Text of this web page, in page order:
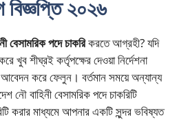
বিজ্ঞপ্তি ২০২৬
বেসামরিক পদে চাকরিকরতে আগ্রহী? যদি
খুব শীঘ্রই কর্তৃপক্ষের দেওয়া নির্দেশনা
আবেদন করে ফেলুন। বর্তমান সময়ে অন্যান্য
নৌ বাহিনী বেসামরিক পদে চাকরিটি
করার মাধ্যমে আপনার একটি সুন্দর ভবিষ্যত